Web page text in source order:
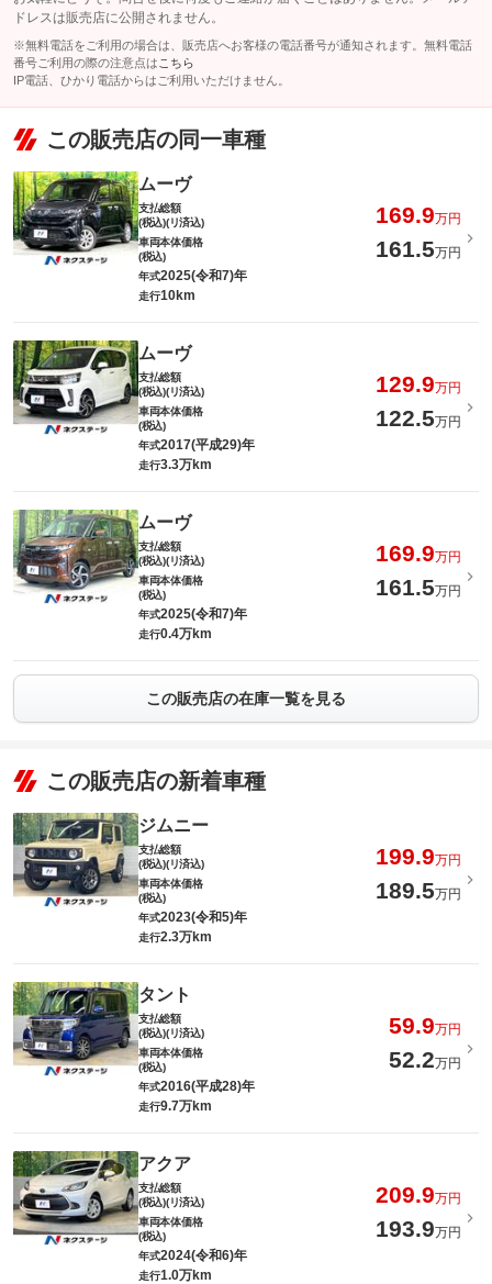
ドレスは販売店に公開されません。
※無料電話をご利用の場合は、販売店へお客様の電話番号が通知されます。無料電話
番号ご利用の際の注意点は こちら
IP電話、ひかり電話からはご利用いただけません。
この販売店の同一車種
ムーヴ
支払総額
(税込)(リ済込)
169.9万円
車両本体価格
(税込)
161.5万円
年式2025(令和7)年
走行10km
ムーヴ
支払総額
(税込)(リ済込)
129.9万円
車両本体価格
(税込)
122.5万円
年式2017(平成29)年
走行3.3万km
ムーヴ
支払総額
(税込)(リ済込)
169.9万円
車両本体価格
(税込)
161.5万円
年式2025(令和7)年
走行0.4万km
この販売店の在庫一覧を見る
この販売店の新着車種
ジムニー
支払総額
(税込)(リ済込)
199.9万円
車両本体価格
(税込)
189.5万円
年式2023(令和5)年
走行2.3万km
タント
支払総額
(税込)(リ済込)
59.9万円
車両本体価格
(税込)
52.2万円
年式2016(平成28)年
走行9.7万km
アクア
支払総額
(税込)(リ済込)
209.9万円
車両本体価格
(税込)
193.9万円
年式2024(令和6)年
走行1.0万km